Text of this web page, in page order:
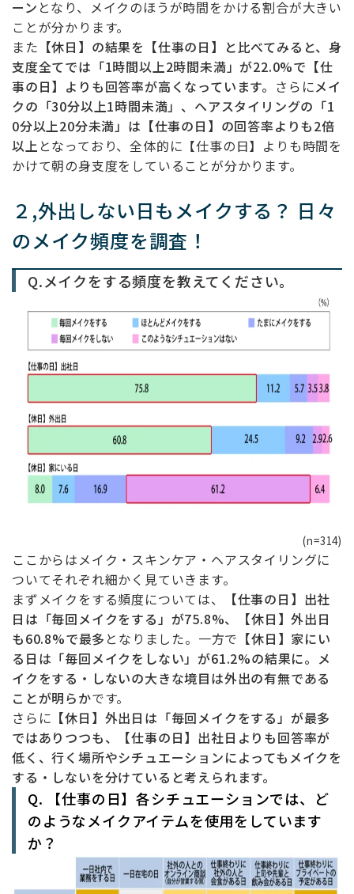
ーン となり、メイクのほうが時間をかける割合が大きい
ことが分かります。
また 【休日】の結果を【仕事の日】と比べてみると、身
支度全てでは「1時間以上2時間未満」が22.0%で【仕
事の日】よりも回答率が高くなっています。 さらにメイ
クの「30分以上1時間未満」、ヘアスタイリングの「1
0分以上20分未満」は【仕事の日】の回答率よりも2倍
以上 となっており、全体的に【仕事の日】よりも時間を
かけて朝の身支度をしていることが分かります。
２,外出しない日もメイクする？ 日々
のメイク頻度を調査！
Q.メイクをする頻度を教えてください。
(n=314)
ここからはメイク・スキンケア・ヘアスタイリングに
ついてそれぞれ細かく見ていきます。
まずメイクをする頻度については、
【仕事の日】出社
日は「毎回メイクをする」が75.8%、【休日】外出日
も60.8%で最多 となりました。一方で 【休日】家にい
る日は「毎回メイクをしない」が61.2%の結果に。メ
イクをする・しないの大きな境目は外出の有無である
ことが明らかです。
さらに 【休日】外出日は「毎回メイクをする」が最多
ではありつつも、【仕事の日】出社日よりも回答率が
低く、行く場所やシチュエーションによってもメイクを
する・しないを分けていると考えられます。
Q. 【仕事の日】各シチュエーションでは、ど
のようなメイクアイテムを使用をしています
か？